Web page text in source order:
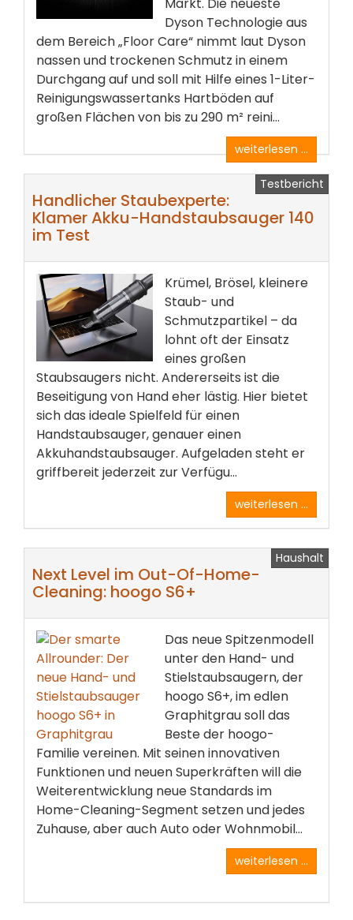
Dyson Technologie aus
dem Bereich „Floor Care“ nimmt laut Dyson
nassen und trockenen Schmutz in einem
Durchgang auf und soll mit Hilfe eines 1-Liter-
Reinigungswassertanks Hartböden auf
großen Flächen von bis zu 290 m² reini...
weiterlesen ...
Testbericht
Handlicher Staubexperte:
Klamer Akku-Handstaubsauger 140
im Test
Krümel, Brösel, kleinere
Staub- und
Schmutzpartikel – da
lohnt oft der Einsatz
eines großen
Staubsaugers nicht. Andererseits ist die
Beseitigung von Hand eher lästig. Hier bietet
sich das ideale Spielfeld für einen
Handstaubsauger, genauer einen
Akkuhandstaubsauger. Aufgeladen steht er
griffbereit jederzeit zur Verfügu...
weiterlesen ...
Haushalt
Next Level im Out-Of-Home-
Cleaning: hoogo S6+
Das neue Spitzenmodell
unter den Hand- und
Stielstaubsaugern, der
hoogo S6+, im edlen
Graphitgrau soll das
Beste der hoogo-
Familie vereinen. Mit seinen innovativen
Funktionen und neuen Superkräften will die
Weiterentwicklung neue Standards im
Home-Cleaning-Segment setzen und jedes
Zuhause, aber auch Auto oder Wohnmobil...
weiterlesen ...